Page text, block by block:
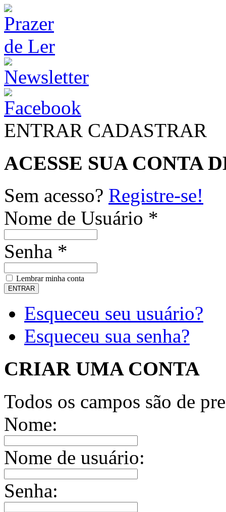
ENTRAR CADASTRAR
ACESSE SUA CONTA
Sem acesso? Registre-se!
Nome de Usuário *
Senha *
Lembrar minha conta
Esqueceu seu usuário?
Esqueceu sua senha?
CRIAR UMA CONTA
Todos os campos são de
Nome:
Nome de usuário:
Senha: